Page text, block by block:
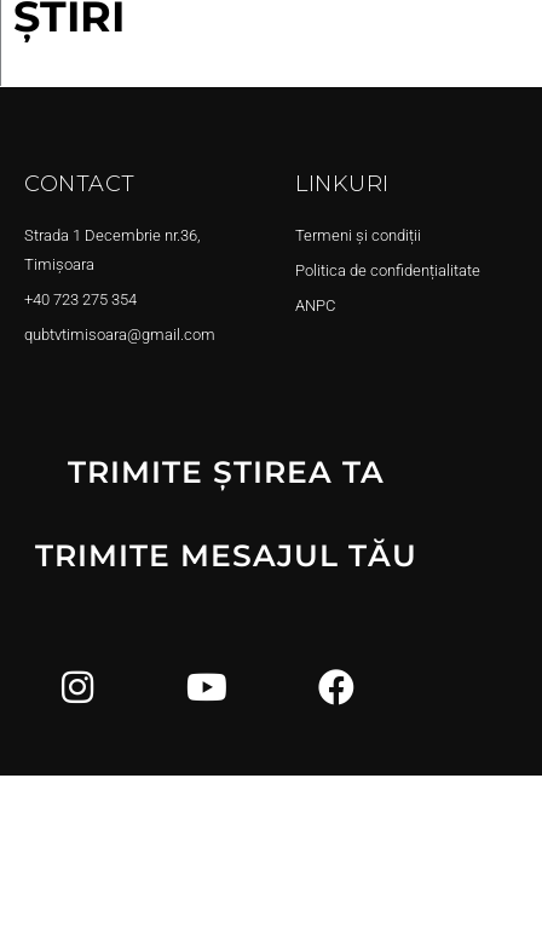
ȘTIRI
CONTACT
Strada 1 Decembrie nr.36,
Timișoara
+40 723 275 354
qubtvtimisoara@gmail.com
LINKURI
Termeni și condiții
Politica de confidențialitate
ANPC
TRIMITE ȘTIREA TA
TRIMITE MESAJUL TĂU